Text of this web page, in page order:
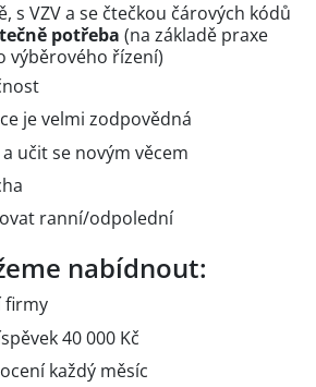
s VZV a se čtečkou čárových kódů
potřeba (na základě praxe
výběrového řízení)
je velmi zodpovědná
učit se novým věcem
ranní/odpolední
nabídnout:
firmy
40 000 Kč
každý měsíc